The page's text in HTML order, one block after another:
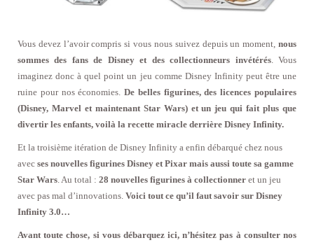
Vous devez l’avoir compris si vous nous suivez depuis un moment, nous
sommes des fans de Disney et des collectionneurs invétérés. Vous
imaginez donc à quel point un jeu comme Disney Infinity peut être une
ruine pour nos économies.De belles figurines, des licences populaires
(Disney, Marvel et maintenant Star Wars) et un jeu qui fait plus que
divertir les enfants, voilà la recette miracle derrière Disney Infinity.
Et la troisième itération de Disney Infinity a enfin débarqué chez nous
avec ses nouvelles figurines Disney et Pixar mais aussi toute sa gamme
Star Wars. Au total : 28 nouvelles figurines à collectionner et un jeu
avec pas mal d’innovations. Voici tout ce qu’il faut savoir sur Disney
Infinity 3.0…
Avant toute chose, si vous débarquez ici, n’hésitez pas à consulter nos